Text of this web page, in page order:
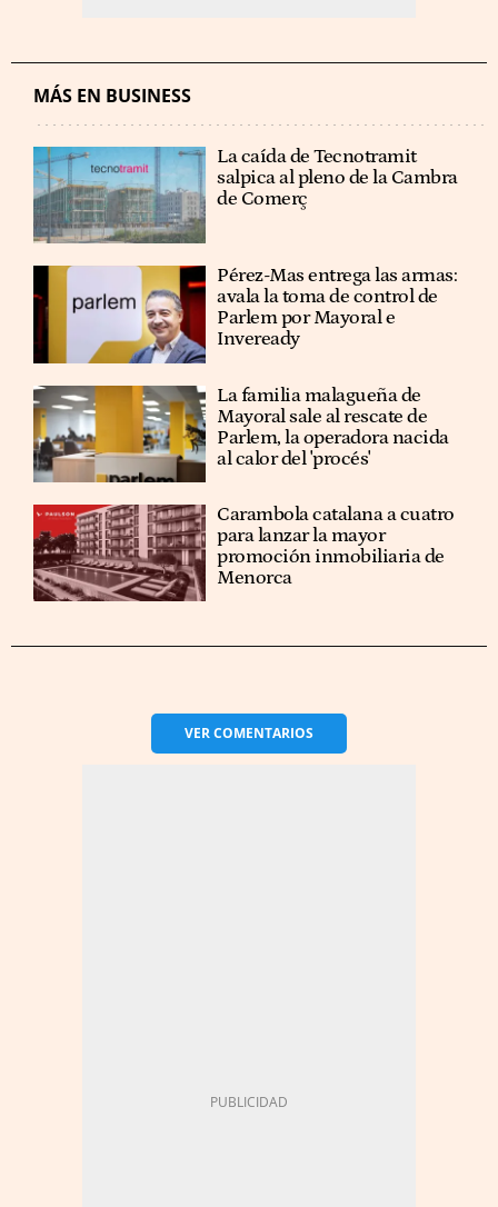
MÁS EN BUSINESS
La caída de Tecnotramit
salpica al pleno de la Cambra
de Comerç
Pérez-Mas entrega las armas:
avala la toma de control de
Parlem por Mayoral e
Inveready
La familia malagueña de
Mayoral sale al rescate de
Parlem, la operadora nacida
al calor del 'procés'
Carambola catalana a cuatro
para lanzar la mayor
promoción inmobiliaria de
Menorca
VERCOMENTARIOS